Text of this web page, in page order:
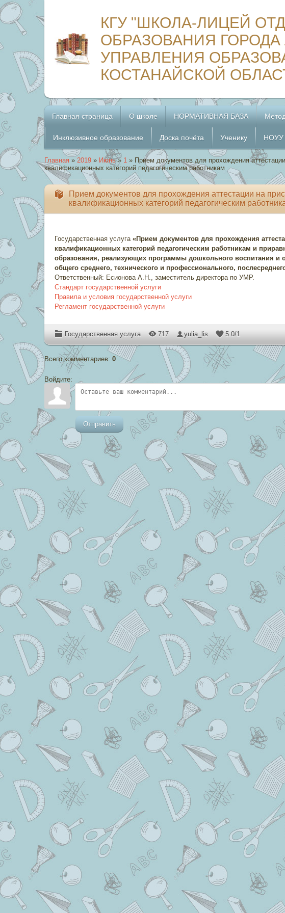
КГУ "ШКОЛА-ЛИЦЕЙ
ОБРАЗОВАНИЯ ГОРОДА
УПРАВЛЕНИЯ
КОСТАНАЙСКОЙ
Главная страница О школе НОРМАТИВНАЯ БАЗА
Инклюзивное образование Доска почёта Ученику НОУУ
Главная » 2019 » Июнь » 1 » Прием документов для прохождения
квалификационных категорий педагогическим работникам
Прием документов для прохождения аттестации на
квалификационных категорий педагогическим
Государственная услуга «Прием документов для прохождения
квалификационных категорий педагогическим работникам и
образования, реализующих программы дошкольного воспитания и
общего среднего, технического и профессионального,
Ответственный: Есионова А.Н., заместитель директора по УМР.
Стандарт государственной услуги
Правила и условия государственной услуги
Регламент государственной услуги
Государственная услуга 717 yulia_lis 5.0/1
Всего комментариев: 0
Войдите:
Отправить